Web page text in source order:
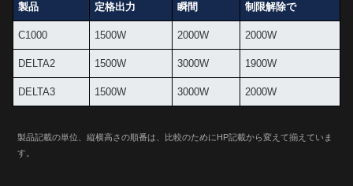
製品 定格出力 瞬間 制限解除で
C1000 1500W 2000W 2000W
DELTA2 1500W 3000W 1900W
DELTA3 1500W 3000W 2000W
製品記載の単位、縦横高さの順番は、比較のためにHP記載から変えて揃えていま
す。